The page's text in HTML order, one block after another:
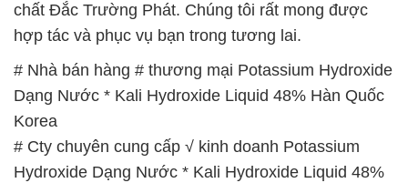
chất Đắc Trường Phát. Chúng tôi rất mong được
hợp tác và phục vụ bạn trong tương lai.
# Nhà bán hàng # thương mại Potassium Hydroxide
Dạng Nước * Kali Hydroxide Liquid 48% Hàn Quốc
Korea
# Cty chuyên cung cấp √ kinh doanh Potassium
Hydroxide Dạng Nước * Kali Hydroxide Liquid 48%